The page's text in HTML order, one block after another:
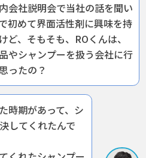
会社説明会で当社の話を聞い
初めて界面活性剤に興味を持
ど、 そもそも、ROくんは、
やシャンプーを扱う会社に行
ったの？
時期があって、シ
してくれたんで